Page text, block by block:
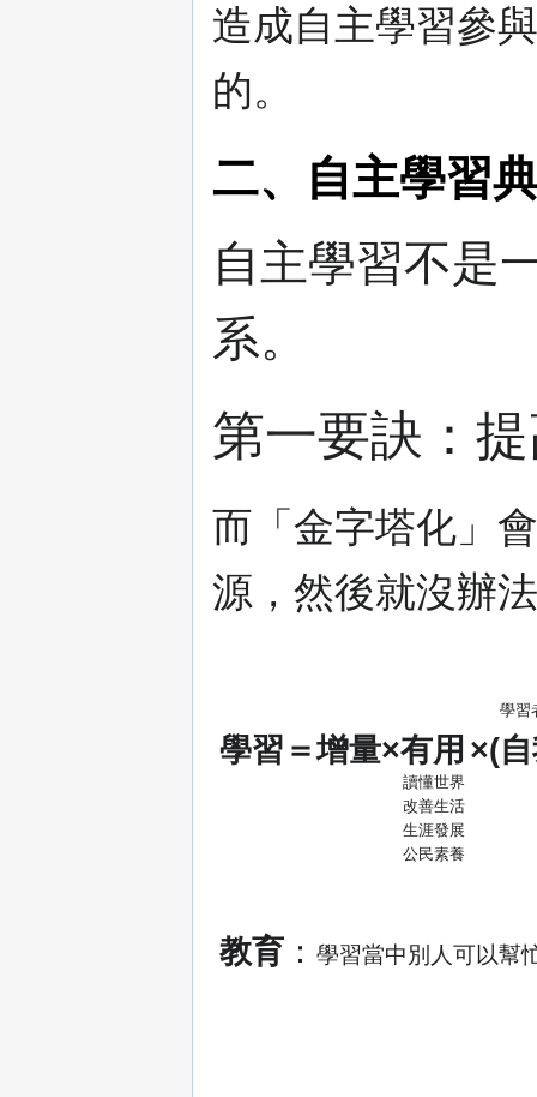
造成自主學習參
的。
二、自主學習
自主學習不是
系。
第一要訣：
而「金字塔化」
源，然後就沒辦
學習
學習＝增量×有用 ×(
讀懂世界
改善生活
生涯發展
公民素養
教育 ： 學習當中別人可以幫